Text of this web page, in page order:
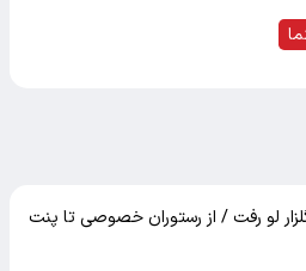
لو رفت / از رستوران خصوصی تا پنت